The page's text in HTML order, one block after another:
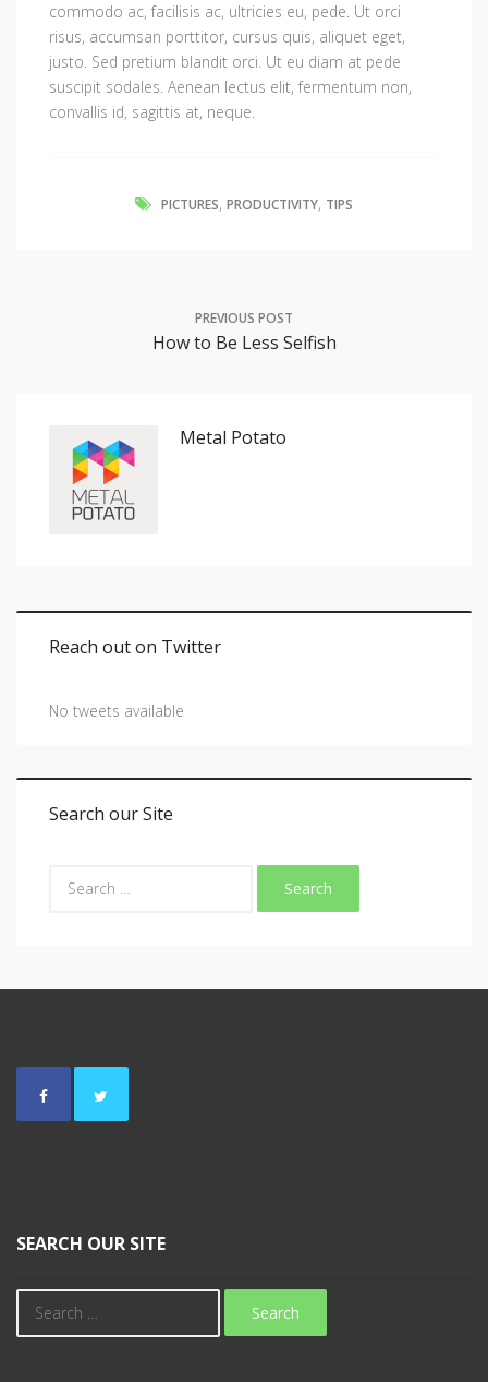
commodo ac, facilisis ac, ultricies eu, pede. Ut orci
risus, accumsan porttitor, cursus quis, aliquet eget,
justo. Sed pretium blandit orci. Ut eu diam at pede
suscipit sodales. Aenean lectus elit, fermentum non,
convallis id, sagittis at, neque.
PICTURES, PRODUCTIVITY, TIPS
PREVIOUS POST
How to Be Less Selfish
Metal Potato
Reach out on Twitter
No tweets available
Search our Site
SEARCH OUR SITE